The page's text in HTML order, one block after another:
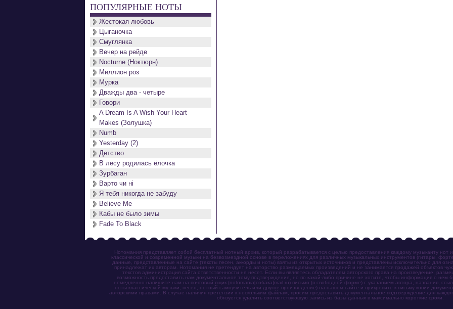
ПОПУЛЯРНЫЕ НОТЫ
Жестокая любовь
Цыганочка
Смуглянка
Вечер на рейде
Nocturne (Ноктюрн)
Миллион роз
Мурка
Дважды два - четыре
Говори
A Dream Is A Wish Your Heart
Makes (Золушка)
Numb
Yesterday (2)
Детство
В лесу родилась ёлочка
Зурбаган
Варто чи нi
Я тебя никогда не забуду
Believe Me
Кабы не было зимы
Fade To Black
Нотомания представляет собой бесплатный нотный архив, который разрабатывается с целью предоставления каждому музыканту нот
классической и современной музыки на безвозмездной основе в переложениях для различных музыкальных инструментов (гитары,
данные, представленные на сайте (тексты песен, аккорды и ноты) взяты из открытых источников и представлены исключительно для
принадлежат их авторам. Нотомания не претендует на авторство размещаемых произведений и не занимается продажей объектов
текстов администрация сайта ответственности не несет. Если вы являетесь обладателем авторского права на произведение,
возможность предоставить нам документальное тому подтверждение, но по какой-либо причине не хотите, чтобы информация о нём
немедленно напишите нам на почтовый ящик (notomania[собака]mail.ru) письмо (в свободной форме) с указанием автора, названия,
ноты классической музыки, песен, нотный самоучитель или другое произведение) на нашем сайте и прикрепите к письму копии
авторскими правами. В случае наличия претензии к нескольким файлам, просим предоставить документальное подтверждение для
обязуется удалить соответствующую запись из базы данных в максимально короткие сроки.